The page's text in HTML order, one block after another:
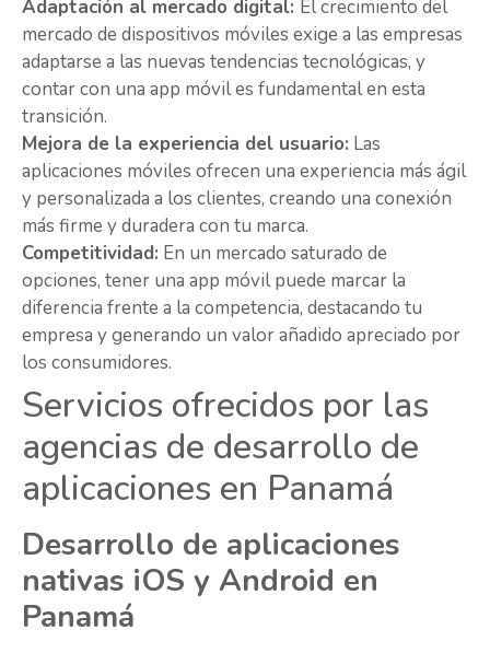
Adaptación al mercado digital: El crecimiento del
mercado de dispositivos móviles exige a las empresas
adaptarse a las nuevas tendencias tecnológicas, y
contar con una app móvil es fundamental en esta
transición.
Mejora de la experiencia del usuario: Las
aplicaciones móviles ofrecen una experiencia más ágil
y personalizada a los clientes, creando una conexión
más firme y duradera con tu marca.
Competitividad: En un mercado saturado de
opciones, tener una app móvil puede marcar la
diferencia frente a la competencia, destacando tu
empresa y generando un valor añadido apreciado por
los consumidores.
Servicios ofrecidos por las
agencias de desarrollo de
aplicaciones en Panamá
Desarrollo de aplicaciones
nativas iOS y Android en
Panamá